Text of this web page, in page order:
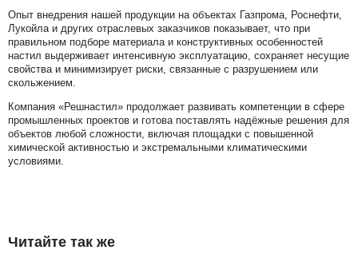
Опыт внедрения нашей продукции на объектах Газпрома, Роснефти,
Лукойла и других отраслевых заказчиков показывает, что при
правильном подборе материала и конструктивных особенностей
настил выдерживает интенсивную эксплуатацию, сохраняет несущие
свойства и минимизирует риски, связанные с разрушением или
скольжением.
Компания «Решнастил» продолжает развивать компетенции в сфере
промышленных проектов и готова поставлять надёжные решения для
объектов любой сложности, включая площадки с повышенной
химической активностью и экстремальными климатическими
условиями.
Читайте так же